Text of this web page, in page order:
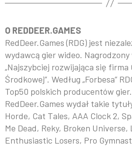
O REDDEER.GAMES
RedDeer.Games (RDG) jest
wydawcą gier wideo.
„Najszybciej rozwijająca się firma
Środkowej”. Według „Forbesa”
Top50 polskich producentów
RedDeer.Games wydał takie
Horde, Cat Tales, AAA Clock 2,
Me Dead, Reky, Broken Universe,
Enthusiastic Losers, Pro